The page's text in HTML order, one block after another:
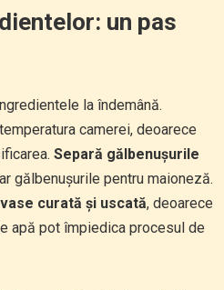
un pas
la îndemână.
camerei, deoarece
Separă gălbenușurile
gălbenușurile pentru maioneză.
vase curată și uscată, deoarece
apă pot împiedica procesul de